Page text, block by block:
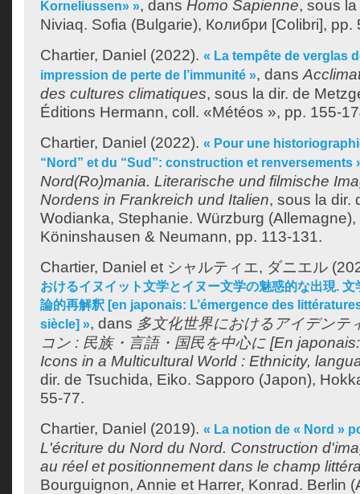
Korneliussen» », dans Homo Sapienne, sous
Niviaq. Sofia (Bulgarie), Колибри [Colibri], pp.
Chartier, Daniel (2022). « La tempête de verglas
impression de perte de l’immunité », dans
des cultures climatiques, sous la dir. de
Éditions Hermann, coll. «Météos », pp. 155-
Chartier, Daniel (2022). « Pour une
“Nord” et du “Sud”: construction et renversements
Nord(Ro)mania. Literarische und filmische
Nordens in Frankreich und Italien, sous la dir.
Wodianka, Stephanie. Würzburg (Allemagne),
Köninshausen & Neumann, pp. 113-131.
Chartier, Daniel et シャルティエ, ダニエル
おけるイヌイット文学とイヌー文学の魅惑的な出現.
論的再解釈 [en japonais: L’émergence des
siècle] », dans 多文化世界におけるアイデンテ
コン : 民族・言語・国民を中心に [En
Icons in a Multicultural World : Ethnicity,
dir. de Tsuchida, Eiko. Sapporo (Japon),
55-77.
Chartier, Daniel (2019). « La notion de « Nord »
L'écriture du Nord du Nord. Construction
au réel et positionnement dans le champ
Bourguignon, Annie et Harrer, Konrad. Berlin